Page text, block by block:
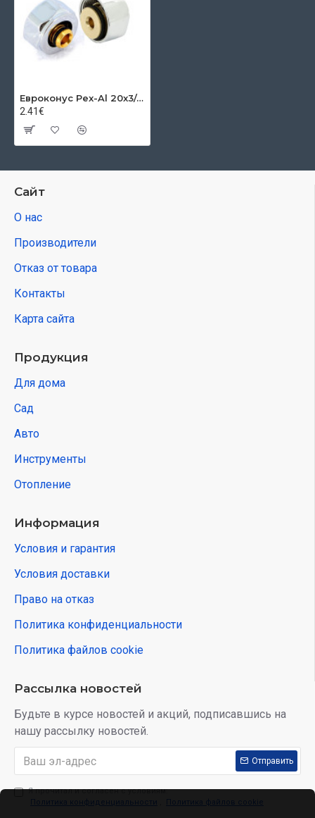
Евроконус Pex-Al 20x3/4"
2.41€
Сайт
О нас
Производители
Отказ от товара
Контакты
Карта сайта
Продукция
Для дома
Сад
Авто
Инструменты
Отопление
Информация
Условия и гарантия
Условия доставки
Право на отказ
Политика конфиденциальности
Политика файлов cookie
Рассылка новостей
Будьте в курсе новостей и акций, подписавшись на
нашу рассылку новостей.
Отправить
Я прочитал и согласен с условиям:
Политика конфиденциальности
Политика файлов cookie